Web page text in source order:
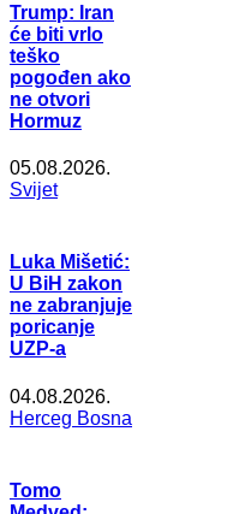
Trump: Iran
će biti vrlo
teško
pogođen ako
ne otvori
Hormuz
05.08.2026.
Svijet
Luka Mišetić:
U BiH zakon
ne zabranjuje
poricanje
UZP-a
04.08.2026.
Herceg Bosna
Tomo